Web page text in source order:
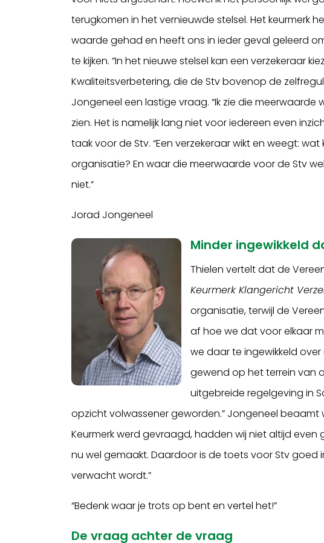
terugkomen in het vernieuwde stelsel. Het keurmerk
waarde gehad en heeft ons in ieder geval geleerd
te kijken. ”In het nieuwe stelsel kan een verzekeraar
Kwaliteitsverbetering, die de Stv bovenop de
Jongeneel een lastige vraag. “Ik zie die
zien. Het is namelijk lang niet voor iedereen even
taak voor de Stv. “Een verzekeraar wikt en weegt:
organisatie? En waar die meerwaarde voor de Stv
niet.”
Jorad Jongeneel
Minder ingewikkeld
Thielen vertelt dat de
Keurmerk Klangericht
organisatie, terwijl de
af hoe we dat voor elkaar
we daar te ingewikkeld
gewend op het terrein van
uitgebreide regelgeving in
opzicht volwassener geworden.” Jongeneel beaamt
Keurmerk werd gevraagd, hadden wij niet altijd
nu wel gemaakt. Daardoor is de toets voor Stv goed
verwacht wordt.”
“Bedenk waar je trots op bent en vertel het!”
De vraag achter de vraag